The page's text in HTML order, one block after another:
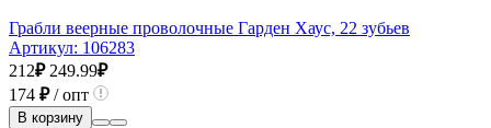
Грабли веерные проволочные Гарден Хаус, 22 зубьев
Артикул: 106283
212₽ 249.99₽
174 ₽/ опт
В корзину